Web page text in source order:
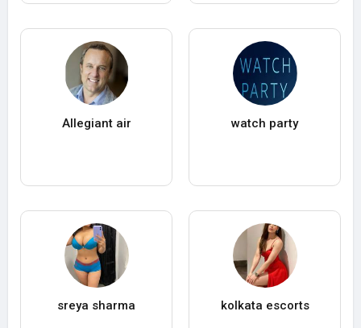
Allegiant air watch party
sreya sharma kolkata escorts